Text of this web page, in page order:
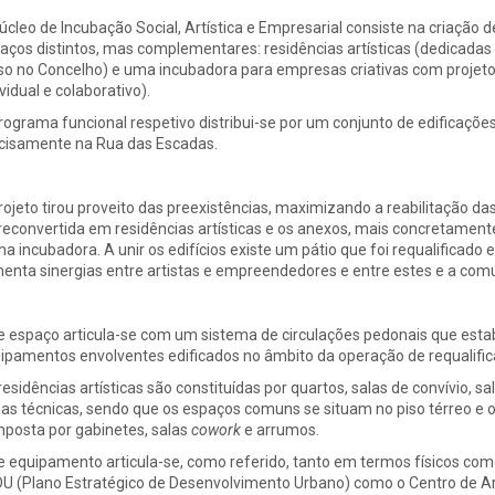
de Incubação Social, Artística e Empresarial consiste na criação
distintos, mas complementares: residências artísticas
no Concelho) e uma incubadora para empresas criativas com
e colaborativo).
funcional respetivo distribui-se por um conjunto de
na Rua das Escadas.
tirou proveito das preexistências, maximizando a reabilitação
em residências artísticas e os anexos, mais
incubadora. A unir os edifícios existe um pátio que foi requalificado
sinergias entre artistas e empreendedores e entre estes e a
espaço articula-se com um sistema de circulações pedonais que
envolventes edificados no âmbito da operação de
artísticas são constituídas por quartos, salas de convívio,
técnicas, sendo que os espaços comuns se situam no piso térreo e
por gabinetes, salas coworke arrumos.
equipamento articula-se, como referido, tanto em termos físicos
(Plano Estratégico de Desenvolvimento Urbano) como o Centro de